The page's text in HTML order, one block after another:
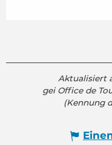
Aktualisiert
gei Office de
(Kennung